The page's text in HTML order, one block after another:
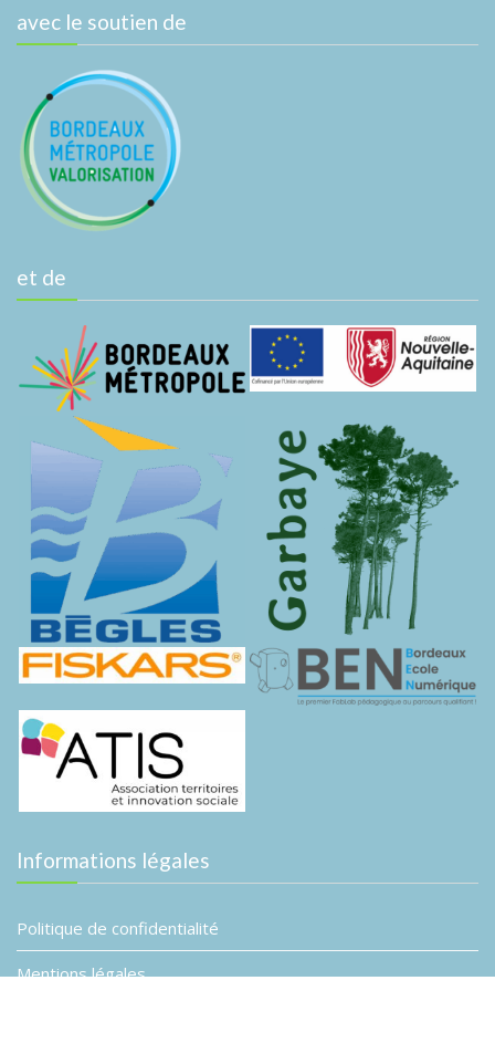
avec le soutien de
et de
Informations légales
Politique de confidentialité
Mentions légales